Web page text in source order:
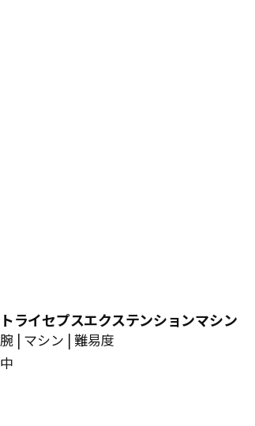
トライセプスエクステンションマシン
腕 | マシン | 難易度
中